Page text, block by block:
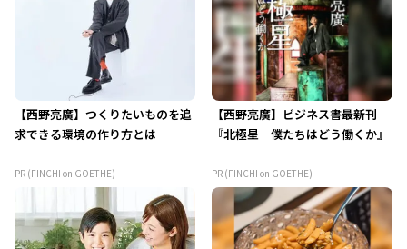
【西野亮廣】つくりたいものを追
求できる環境の作り方とは
PR (FINCHI on GOETHE)
【西野亮廣】ビジネス書最新刊
『北極星 僕たちはどう働くか』
PR (FINCHI on GOETHE)